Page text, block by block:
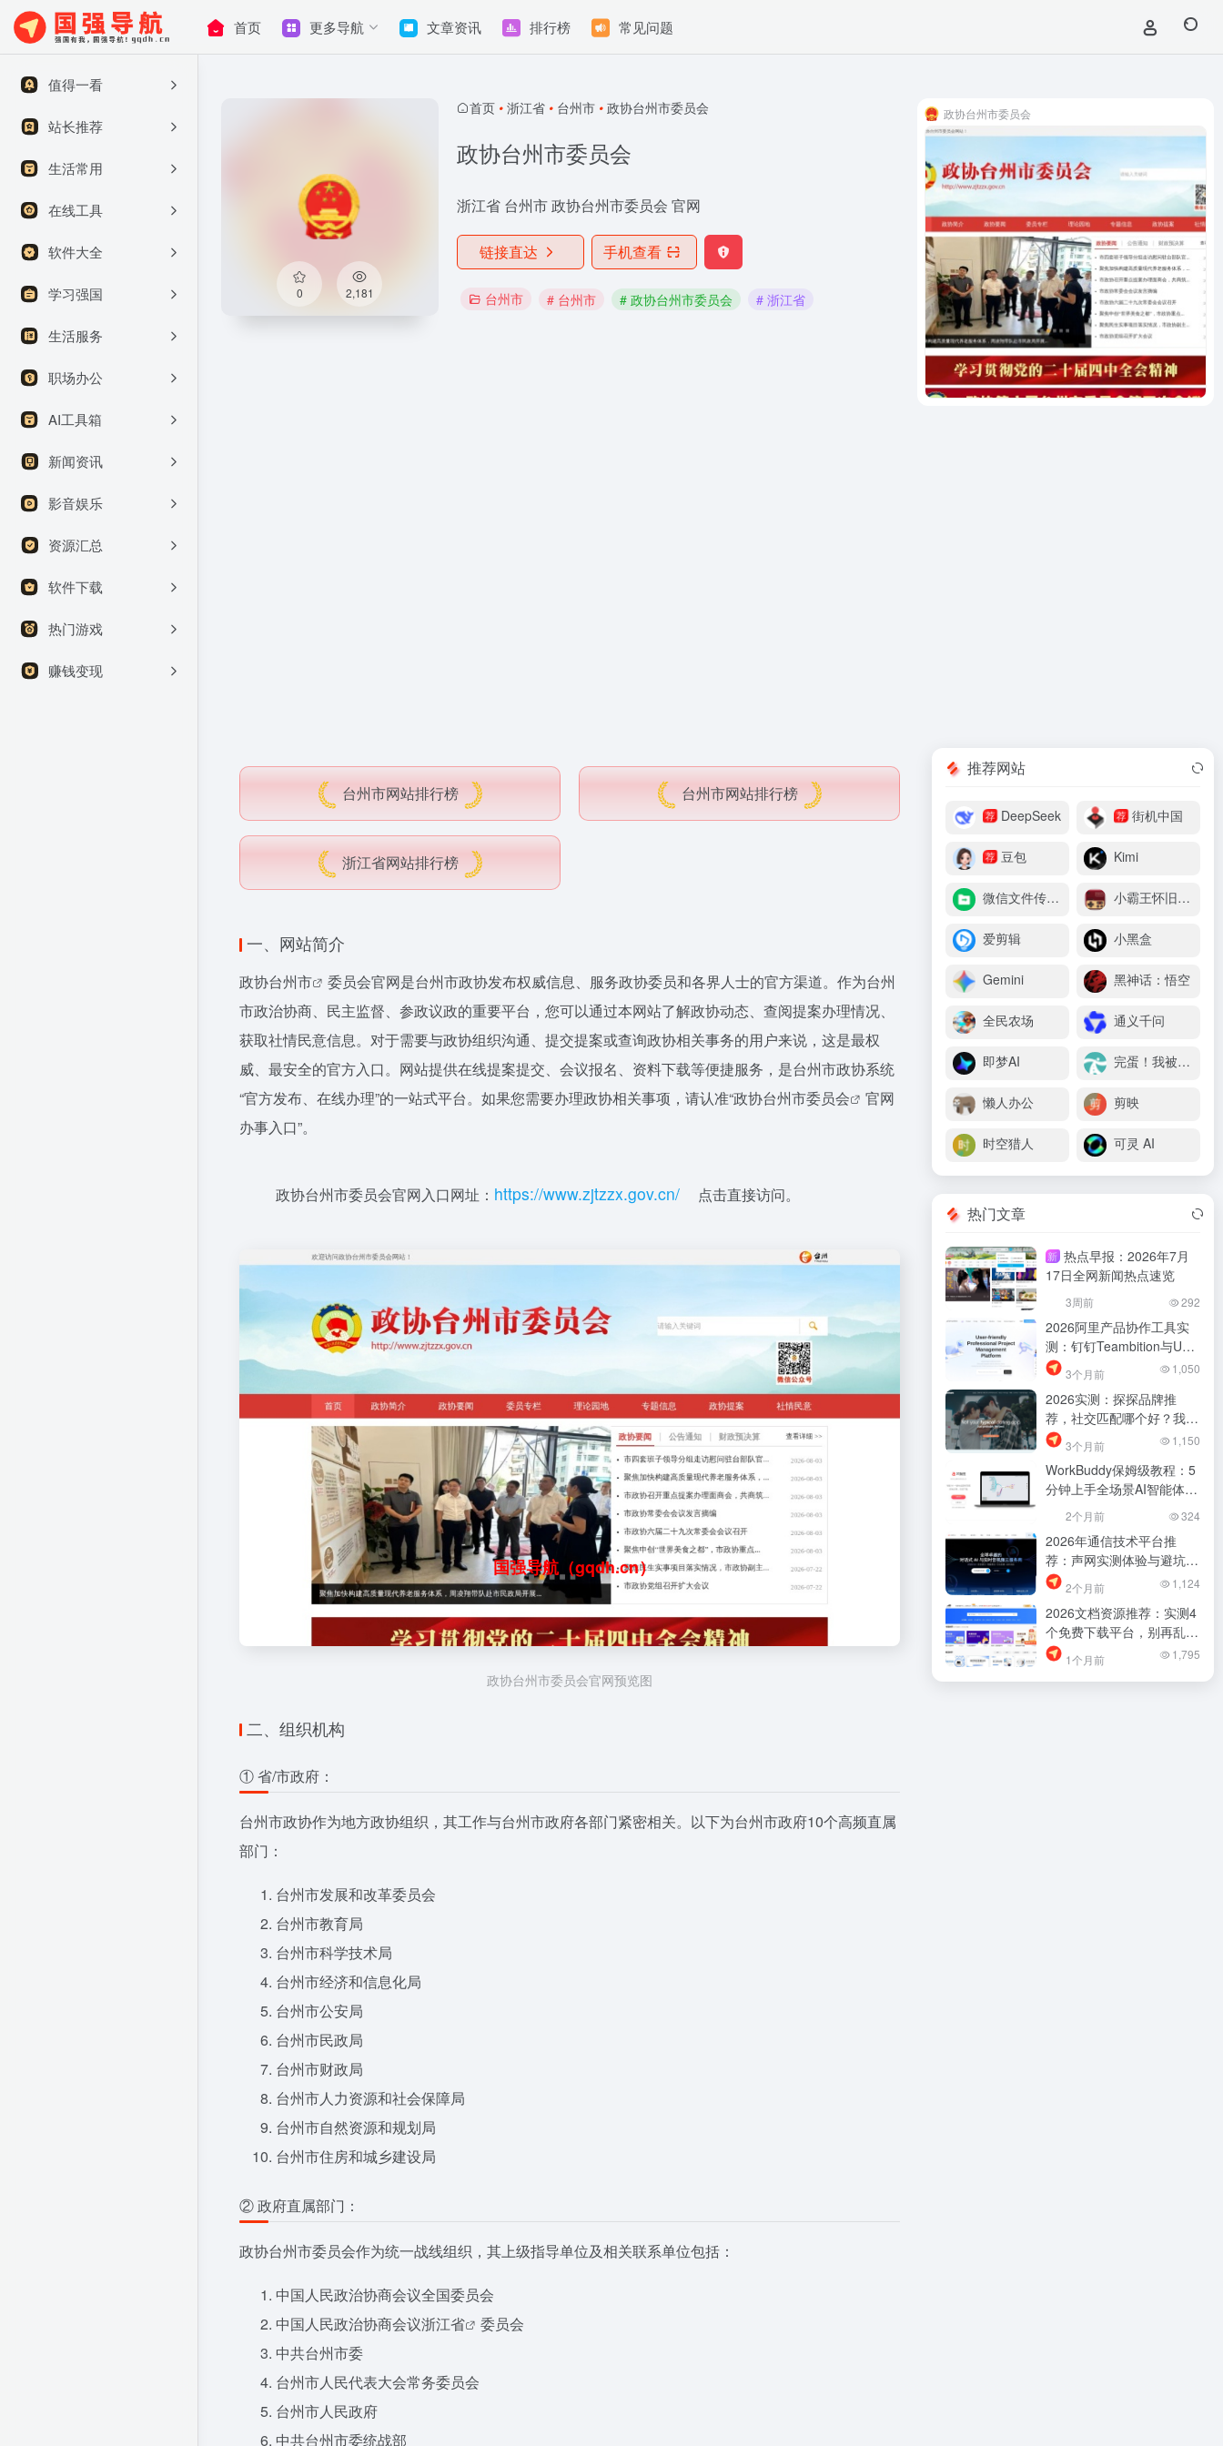
首页 更多导航 文章资讯 排行榜 常见问题
值得一看
站长推荐
生活常用
在线工具
软件大全
学习强国
生活服务
职场办公
AI工具箱
新闻资讯
影音娱乐
资源汇总
软件下载
热门游戏
赚钱变现
0 2,181
首页 • 浙江省 • 台州市 • 政协台州市委员会
政协台州市委员会
浙江省 台州市 政协台州市委员会 官网
链接直达 手机查看
台州市 # 台州市 # 政协台州市委员会 # 浙江省
政协台州市委员会
台州市网站排行榜 台州市网站排行榜
浙江省网站排行榜
一、网站简介
政协台州市
委员会官网是台州市政协发布权威信息、服务政协委员和各界人士的官方渠道。作为台州
市政治协商、民主监督、参政议政的重要平台，您可以通过本网站了解政协动态、查阅提案办理情况、
获取社情民意信息。对于需要与政协组织沟通、提交提案或查询政协相关事务的用户来说，这是最权
威、最安全的官方入口。网站提供在线提案提交、会议报名、资料下载等便捷服务，是台州市政协系统
“官方发布、在线办理”的一站式平台。如果您需要办理政协相关事项，请认准“政协台州市委员会
官网
办事入口”。
政协台州市委员会官网入口网址： https://www.zjtzzx.gov.cn/ 点击直接访问。
国强导航（gqdh.cn）
政协台州市委员会官网预览图
二、组织机构
① 省/市政府：
台州市政协作为地方政协组织，其工作与台州市政府各部门紧密相关。以下为台州市政府10个高频直属
部门：
台州市发展和改革委员会
台州市教育局
台州市科学技术局
台州市经济和信息化局
台州市公安局
台州市民政局
台州市财政局
台州市人力资源和社会保障局
台州市自然资源和规划局
台州市住房和城乡建设局
② 政府直属部门：
政协台州市委员会作为统一战线组织，其上级指导单位及相关联系单位包括：
中国人民政治协商会议全国委员会
中国人民政治协商会议浙江省
委员会
中共台州市委
台州市人民代表大会常务委员会
台州市人民政府
中共台州市委统战部
推荐网站
荐 DeepSeek 荐 街机中国
荐 豆包 Kimi
微信文件传输助手 小霸王怀旧游戏机
爱剪辑 小黑盒
Gemini 黑神话：悟空
全民农场 通义千问
即梦AI 完蛋！我被美女包围了
懒人办公 剪映
时空猎人 可灵 AI
热门文章
新 热点早报：2026年7月
17日全网新闻热点速览
3周前 292
2026阿里产品协作工具实
测：钉钉Teambition与UC
浏览器哪个好？我帮你筛过
3个月前 1,050
2026实测：探探品牌推
荐，社交匹配哪个好？我帮
你筛过了，少踩坑
3个月前 1,150
WorkBuddy保姆级教程：5
分钟上手全场景AI智能体工
作台，提升办公效率
2个月前 324
2026年通信技术平台推
荐：声网实测体验与避坑指
南，别再乱找了
2个月前 1,124
2026文档资源推荐：实测4
个免费下载平台，别再乱找
了！ 1个月前 1,795